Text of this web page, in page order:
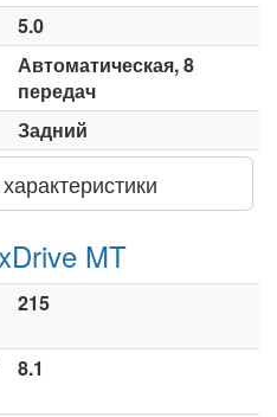
5.0
Автоматическая, 8
передач
Задний
MT
215
8.1